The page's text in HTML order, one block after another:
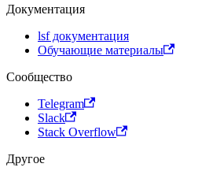
Документация
lsf документация
Обучающие материалы
Сообщество
Telegram
Slack
Stack Overflow
Другое